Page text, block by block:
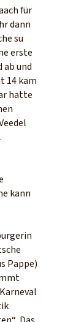
für
dann
su
erste
ab und
14 kam
hatte
kann
Pappe)